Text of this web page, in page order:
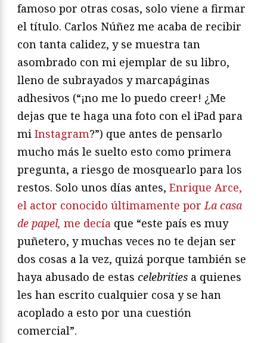
famoso por otras cosas, solo viene a firmar
el título. Carlos Núñez me acaba de recibir
con tanta calidez, y se muestra tan
asombrado con mi ejemplar de su libro,
lleno de subrayados y marcapáginas
adhesivos (“¡no me lo puedo creer! ¿Me
dejas que te haga una foto con el iPad para
mi Instagram?”) que antes de pensarlo
mucho más le suelto esto como primera
pregunta, a riesgo de mosquearlo para los
restos. Solo unos días antes, Enrique Arce,
el actor conocido últimamente por La casa
de papel, me decía que “este país es muy
puñetero, y muchas veces no te dejan ser
dos cosas a la vez, quizá porque también se
haya abusado de estas celebrities a quienes
les han escrito cualquier cosa y se han
acoplado a esto por una cuestión
comercial”.